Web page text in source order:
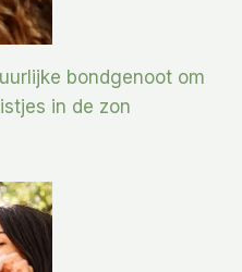
bondgenoot om
in de zon